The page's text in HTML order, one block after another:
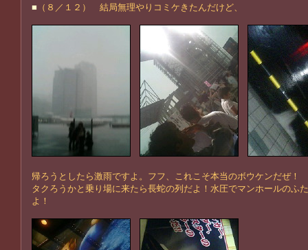
■ （８／１２） 結局無理やりコミケきたんだけど、
帰ろうとしたら激雨ですよ。フフ、これこそ本当のボウケンだぜ！
タクろうかと乗り場に来たら長蛇の列だよ！水圧でマンホールのふ
よ！